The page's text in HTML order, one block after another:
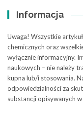
Informacja
Uwaga! Wszystkie
chemicznych oraz
wyłącznie informacyjny.
naukowych – nie należy
kupna lub/i stosowania.
odpowiedzialności za
substancji opisywanych w